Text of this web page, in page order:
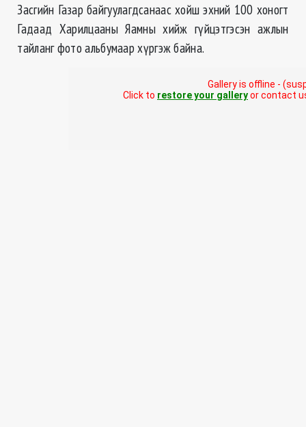
Засгийн Газар байгуулагдсанаас хойш эхний 100 хоногт
Гадаад Харилцааны Яамны хийж гүйцэтгэсэн ажлын
тайланг фото альбумаар хүргэж байна.